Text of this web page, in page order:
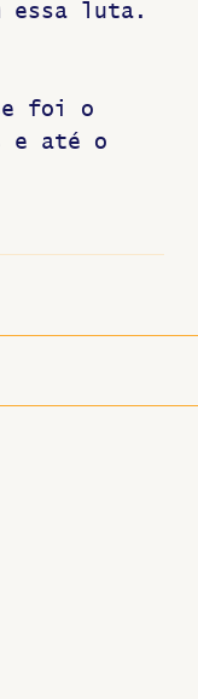
essa luta.
foi o
e até o